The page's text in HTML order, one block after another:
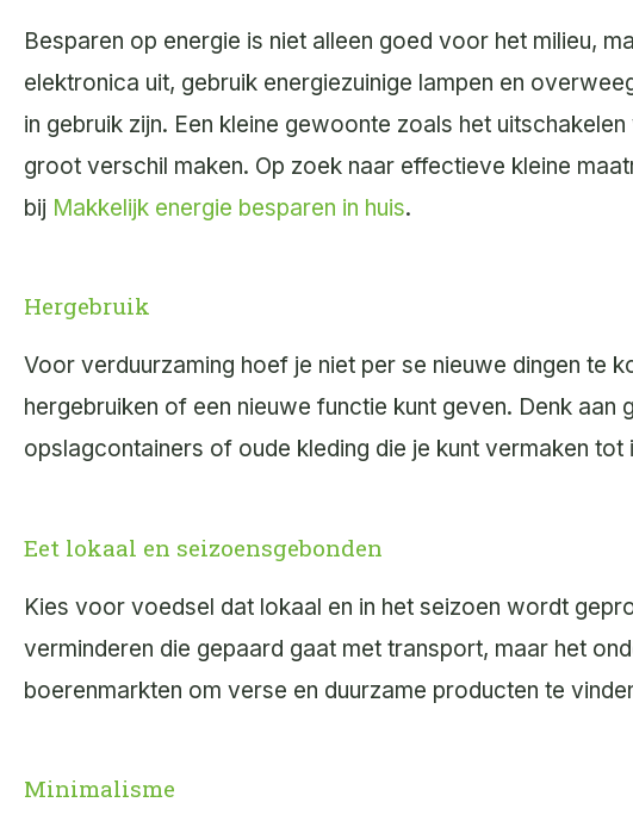
Besparen op energie is niet alleen goed voor het milieu,
elektronica uit, gebruik energiezuinige lampen en
in gebruik zijn. Een kleine gewoonte zoals het
groot verschil maken. Op zoek naar effectieve kleine
bij Makkelijk energie besparen in huis.
Hergebruik
Voor verduurzaming hoef je niet per se nieuwe dingen te
hergebruiken of een nieuwe functie kunt geven. Denk aan
opslagcontainers of oude kleding die je kunt vermaken tot
Eet lokaal en seizoensgebonden
Kies voor voedsel dat lokaal en in het seizoen wordt
verminderen die gepaard gaat met transport, maar het
boerenmarkten om verse en duurzame producten te
Minimalisme